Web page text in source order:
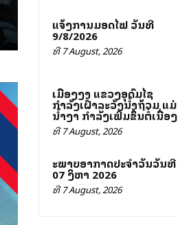
ແຈ້ງການມອດໄຟ ວັນທີ
9/8/2026
ທີ 7 August, 2026
ເມືອງງາ ແຂວງອຸດົມໄຊ
ກຳລັງເຝົ້າລະວັງນ້ຳຖ້ວມ ແມ່
ນ້ຳງາ ກຳລັງເພີ່ມຂຶ້ນຕໍ່ເນື່ອງ
ທີ 7 August, 2026
ສະພາບອາກາດປະຈຳວັນວັນທີ
07 ສິງຫາ 2026
ທີ 7 August, 2026